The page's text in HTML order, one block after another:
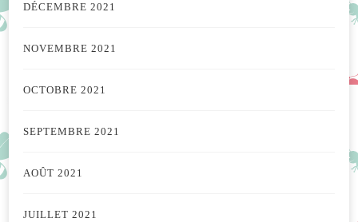
DÉCEMBRE 2021
NOVEMBRE 2021
OCTOBRE 2021
SEPTEMBRE 2021
AOÛT 2021
JUILLET 2021